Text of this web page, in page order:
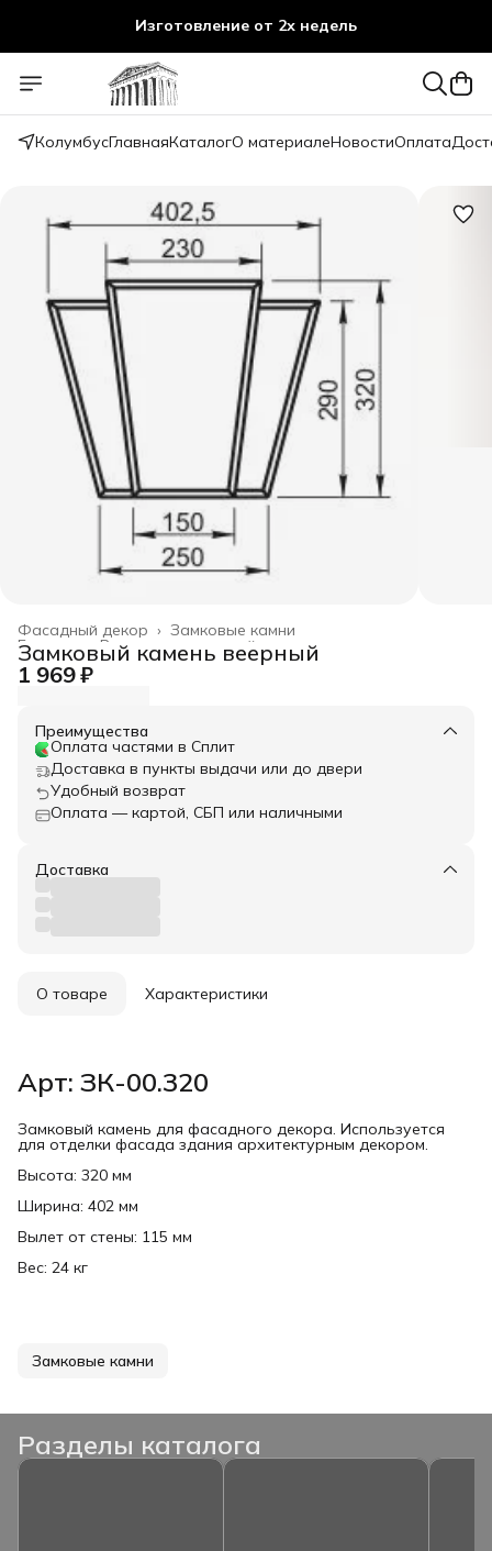
КолумбусГлавнаяКаталогО материалеНовостиОплата
Замковые камни
Фасадный декор ›
Весь архитектурный декор ›
Главная ›
Замковый камень веерный
1 969 ₽
Преимущества
Оплата частями в Сплит
Доставка в пункты выдачи или до двери
Удобный возврат
Оплата — картой, СБП или наличными
Доставка
О товаре Характеристики
Арт: ЗК-00.320
Замковый камень для фасадного декора. Используется
для отделки фасада здания архитектурным декором.
Высота: 320 мм
Ширина: 402 мм
Вылет от стены: 115 мм
Вес: 24 кг
Замковые камни
Разделы каталога